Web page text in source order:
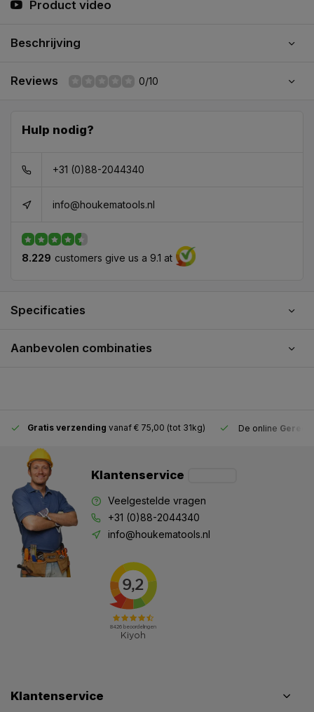
Product video
Beschrijving
Reviews 0/10
Hulp nodig?
+31 (0)88-2044340
info@houkematools.nl
8.229 customers give us a 9.1 at
Specificaties
Aanbevolen combinaties
Gratis verzending vanaf € 75,00 (tot 31kg) De online
Klantenservice
Veelgestelde vragen
+31 (0)88-2044340
info@houkematools.nl
Klantenservice